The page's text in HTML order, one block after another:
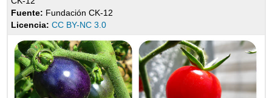
Fuente: Fundación CK-12
Licencia: CC BY-NC 3.0